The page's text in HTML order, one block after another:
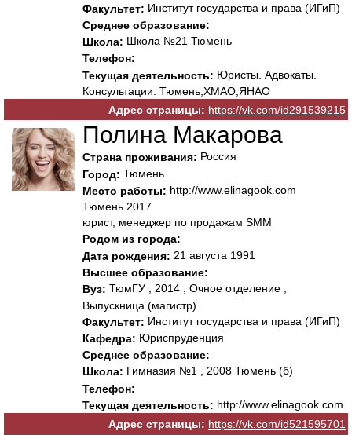
Факультет: Институт государства и права (ИГиП)
Среднее образование:
Школа: Школа №21 Тюмень
Телефон:
Текущая деятельность: Юристы. Адвокаты.
Консультации. Тюмень,ХМАО,ЯНАО
Адрес страницы: https://vk.com/id291539215
Полина Макарова
Страна проживания: Россия
Город: Тюмень
Место работы: http://www.elinagook.com
Тюмень 2017
юрист, менеджер по продажам SMM
Родом из города:
Дата рождения: 21 августа 1991
Высшее образование:
Вуз: ТюмГУ , 2014 , Очное отделение ,
Выпускница (магистр)
Факультет: Институт государства и права (ИГиП)
Кафедра: Юриспруденция
Среднее образование:
Школа: Гимназия №1 , 2008 Тюмень (б)
Телефон:
Текущая деятельность: http://www.elinagook.com
Адрес страницы: https://vk.com/id521595701